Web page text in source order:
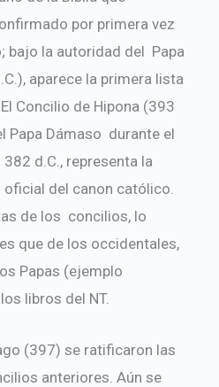
por primera vez
bajo la autoridad del Papa
aparece la primera lista
Concilio de Hipona (393
Papa Dámaso durante el
d.C., representa la
del canon católico.
de los concilios, lo
que de los occidentales,
Papas (ejemplo
libros del NT.
(397) se ratificaron las
anteriores. Aún se